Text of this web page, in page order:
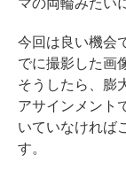
今回は良い機会
でに撮影した画
そうしたら、膨
アサインメント
いていなければ
す。